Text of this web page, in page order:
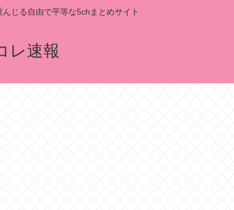
じる自由で平等な5chまとめサイト
レ速報